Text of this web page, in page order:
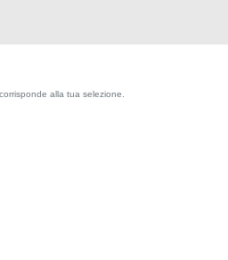
alla tua selezione.